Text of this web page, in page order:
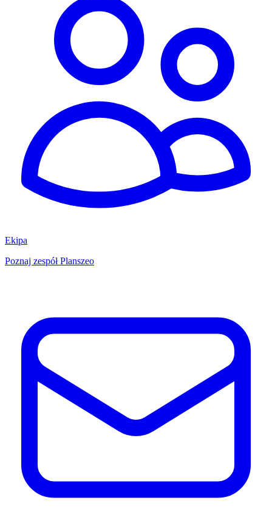
Ekipa
Poznaj zespół Planszeo